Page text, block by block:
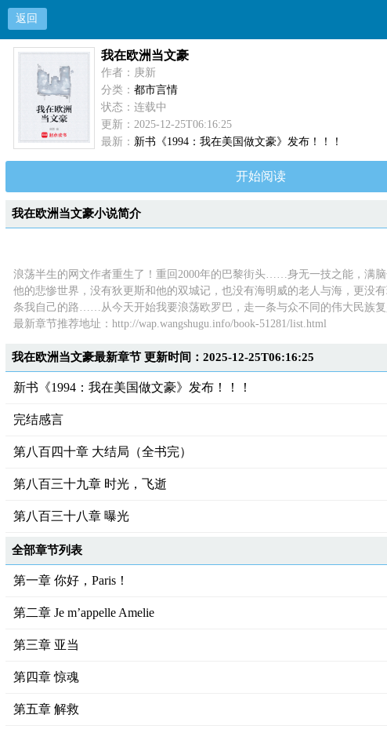
返回
我在欧洲当文豪
作者：庚新
分类： 都市言情
状态：连载中
更新：2025-12-25T06:16:25
最新： 新书《1994：我在美国做文豪》发布！！！
开始阅读
我在欧洲当文豪小说简介
浪荡半生的网文作者重生了！重回2000年的巴黎街头……身无一技之能，满
他的悲惨世界，没有狄更斯和他的双城记，也没有海明威的老人与海，更
条我自己的路……从今天开始我要浪荡欧罗巴，走一条与众不同的伟大民
最新章节推荐地址： http://wap.wangshugu.info/book-51281/list.html
我在欧洲当文豪最新章节 更新时间：2025-12-25T06:16:25
新书《1994：我在美国做文豪》发布！！！
完结感言
第八百四十章 大结局（全书完）
第八百三十九章 时光，飞逝
第八百三十八章 曝光
全部章节列表
第一章 你好，Paris！
第二章 Je m’appelle Amelie
第三章 亚当
第四章 惊魂
第五章 解救